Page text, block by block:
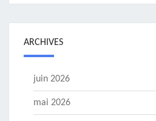
ARCHIVES
juin 2026
mai 2026